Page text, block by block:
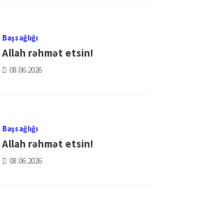
Başsağlığı
Allah rəhmət etsin!
08.06.2026
Başsağlığı
Allah rəhmət etsin!
08.06.2026